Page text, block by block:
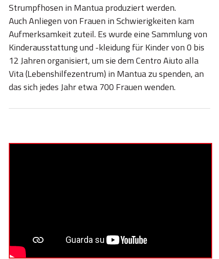
Strumpfhosen in Mantua produziert werden.
Auch Anliegen von Frauen in Schwierigkeiten kam
Aufmerksamkeit zuteil. Es wurde eine Sammlung von
Kinderausstattung und -kleidung für Kinder von 0 bis
12 Jahren organisiert, um sie dem Centro Aiuto alla
Vita (Lebenshilfezentrum) in Mantua zu spenden, an
das sich jedes Jahr etwa 700 Frauen wenden.